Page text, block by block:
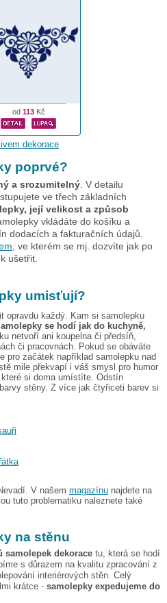
od 113Kč
dekorace
poprvé?
a srozumitelný . V detailu
ve třech základních
její velikost a způsob
vkládáte do košíku a
dodacích a fakturačních údajů.
, ve kterém se mj. dozvíte jak po
ušetřit.
umisťují?
opravdu každý. Kam si samolepku
se hodí jak do kuchyně,
netvoří ani koupelna či předsíň,
či pracovnách. Pokud se obáváte
pro začátek například samolepku nad
mile překvapí i váš smysl pro humor
si doma umístíte. Odstín
stěny. Z více jak čtyřiceti barev si
V našem magazínu najdete na
tuto problematiku naleznete také
na stěnu
samolepek dekorace tu, která se hodí
s důrazem na kvalitu zpracování z
interiérových stěn. Celý
krátce - samolepky expedujeme do